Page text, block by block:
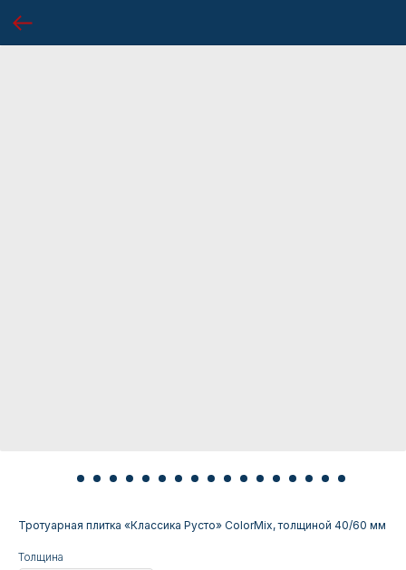
Тротуарная плитка «Классика Русто» ColorMix, толщиной 40/60 мм
Толщина